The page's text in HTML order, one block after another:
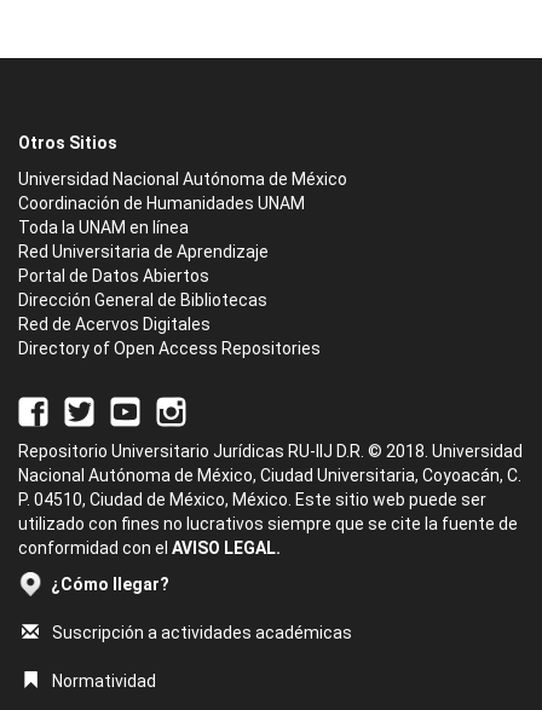
Otros Sitios
Universidad Nacional Autónoma de México
Coordinación de Humanidades UNAM
Toda la UNAM en línea
Red Universitaria de Aprendizaje
Portal de Datos Abiertos
Dirección General de Bibliotecas
Red de Acervos Digitales
Directory of Open Access Repositories
Repositorio Universitario Jurídicas RU-IIJ D.R. © 2018. Universidad
Nacional Autónoma de México, Ciudad Universitaria, Coyoacán, C.
P. 04510, Ciudad de México, México. Este sitio web puede ser
utilizado con fines no lucrativos siempre que se cite la fuente de
conformidad con el AVISO LEGAL.
¿Cómo llegar?
Suscripción a actividades académicas
Normatividad